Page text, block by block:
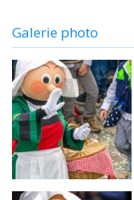
Galerie photo